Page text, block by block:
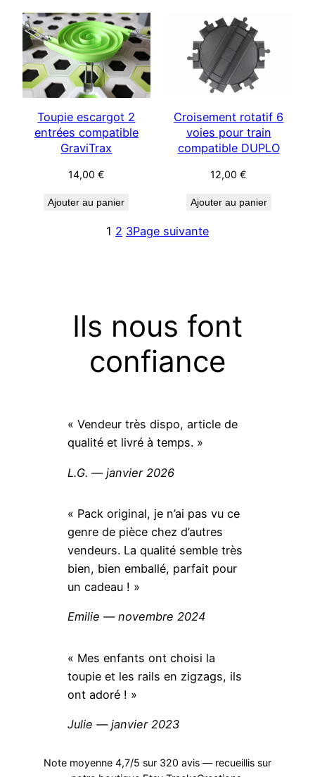
Toupie escargot 2
entrées compatible
GraviTrax
14,00 €
Ajouter au panier
Croisement rotatif 6
voies pour train
compatible DUPLO
12,00€
Ajouter au panier
1 2 3Page suivante
Ils nous font
confiance
« Vendeur très dispo, article de
qualité et livré à temps. »
L.G. — janvier 2026
« Pack original, je n’ai pas vu ce
genre de pièce chez d’autres
vendeurs. La qualité semble très
bien, bien emballé, parfait pour
un cadeau ! »
Emilie — novembre 2024
« Mes enfants ont choisi la
toupie et les rails en zigzags, ils
ont adoré ! »
Julie — janvier 2023
Note moyenne 4,7/5 sur 320 avis — recueillis sur